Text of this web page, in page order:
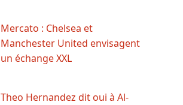
Mercato : Chelsea et
Manchester United envisagent
un échange XXL
Theo Hernandez dit oui à Al-